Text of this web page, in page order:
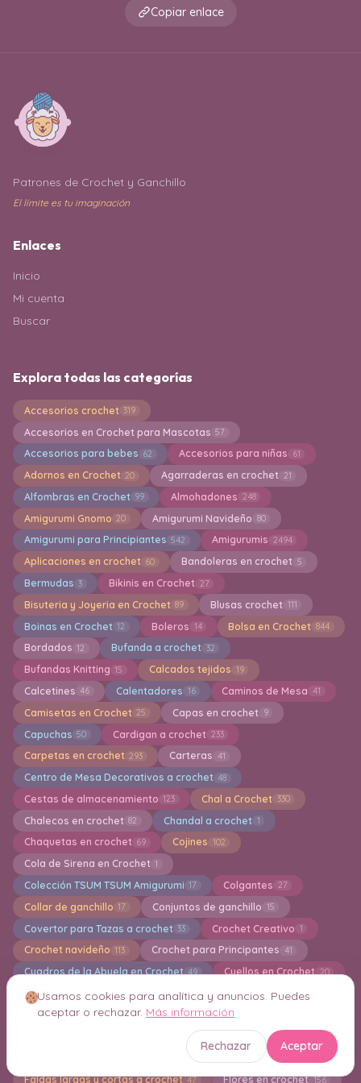
Copiar enlace
Patrones de Crochet y Ganchillo
El límite es tu imaginación
Enlaces
Inicio
Mi cuenta
Buscar
Explora todas las categorías
Accesorios crochet 319
Accesorios en Crochet para Mascotas 57
Accesorios para bebes 62 Accesorios para niñas 61
Adornos en Crochet 20 Agarraderas en crochet 21
Alfombras en Crochet 99 Almohadones 248
Amigurumi Gnomo 20 Amigurumi Navideño 80
Amigurumi para Principiantes 542 Amigurumis 2494
Aplicaciones en crochet 60 Bandoleras en crochet 5
Bermudas 3 Bikinis en Crochet 27
Bisuteria y Joyeria en Crochet 89 Blusas crochet 111
Boinas en Crochet 12 Boleros 14 Bolsa en Crochet 844
Bordados 12 Bufanda a crochet 32
Bufandas Knitting 15 Calcados tejidos 19
Calcetines 46 Calentadores 16 Caminos de Mesa 41
Camisetas en Crochet 25 Capas en crochet 9
Capuchas 50 Cardigan a crochet 233
Carpetas en crochet 293 Carteras 41
Centro de Mesa Decorativos a crochet 48
Cestas de almacenamiento 123 Chal a Crochet 330
Chalecos en crochet 82 Chandal a crochet 1
Chaquetas en crochet 69 Cojines 102
Cola de Sirena en Crochet 1
Colección TSUM TSUM Amigurumi 17 Colgantes 27
Collar de ganchillo 17 Conjuntos de ganchillo 15
Covertor para Tazas a crochet 33 Crochet Creativo 1
Crochet navideño 113 Crochet para Principantes 41
Cuadros de la Abuela en Crochet 49 Cuellos en Crochet 20
Cuidados para Nuestros Tejedores 1 Decor 4
Decoración en crochet 344 Delantal en Crochet
Esponjas de baño en Crochet
Estuches en Crochet
Faldas largas y cortas a crochet 47 Flores en crochet 156
Usamos cookies para analítica y anuncios. Puedes
aceptar o rechazar. Más información
Rechazar Aceptar